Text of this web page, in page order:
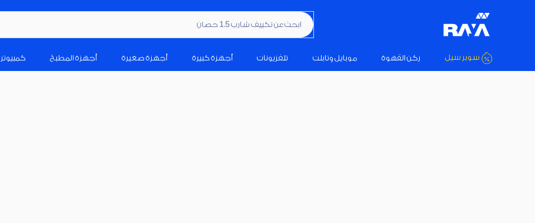
ابحث عن تكييف شارب 1.5 حصان
سوبر سيل ركن القهوة موبايل وتابلت تلفزيونات أجهزة كبيرة أجهزة صغيرة أجهزة المطبخ كمبيوتر